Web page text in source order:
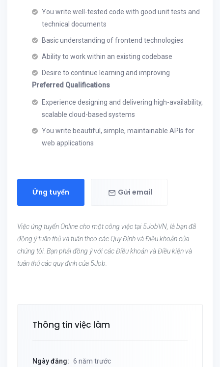
You write well-tested code with good unit tests and
technical documents
Basic understanding of frontend technologies
Ability to work within an existing codebase
Desire to continue learning and improving
Preferred Qualifications
Experience designing and delivering high-availability,
scalable cloud-based systems
You write beautiful, simple, maintainable APIs for
web applications
Ứng tuyển Gửi email
Việc ứng tuyển Online cho một công việc tại 5JobVN, là bạn đã
đồng ý tuân thủ và tuân theo các Quy Định và Điều khoản của
chúng tôi. Bạn phải đồng ý với các Điều khoản và Điều kiện và
tuân thủ các quy định của 5Job.
Thông tin việc làm
Ngày đăng: 6 năm trước